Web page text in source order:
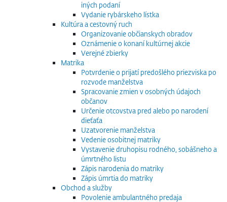
iných podaní
Vydanie rybárskeho lístka
Kultúra a cestovný ruch
Organizovanie občianskych obradov
Oznámenie o konaní kultúrnej akcie
Verejné zbierky
Matrika
Potvrdenie o prijatí predošlého priezviska po
rozvode manželstva
Spracovanie zmien v osobných údajoch
občanov
Určenie otcovstva pred alebo po narodení
dieťaťa
Uzatvorenie manželstva
Vedenie osobitnej matriky
Vystavenie druhopisu rodného, sobášneho a
úmrtného listu
Zápis narodenia do matriky
Zápis úmrtia do matriky
Obchod a služby
Povolenie ambulantného predaja